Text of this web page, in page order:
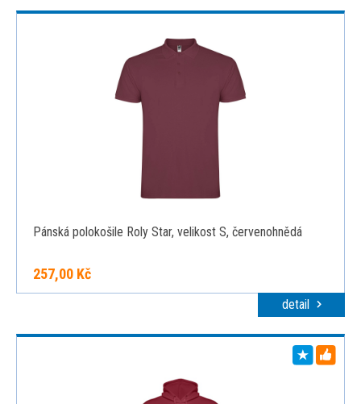
Pánská polokošile Roly Star, velikost S, červenohnědá
257,00 Kč
detail